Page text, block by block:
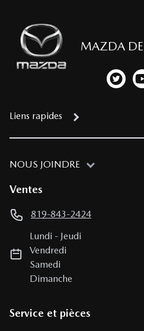
MAZDA
Lien
Liens rapides
NOUS JOINDRE
Ventes
819-843-2424
Lundi - Jeudi
Vendredi
Samedi
Dimanche
Service et pièces